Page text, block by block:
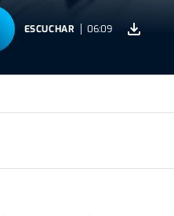
ESCUCHAR 06:09